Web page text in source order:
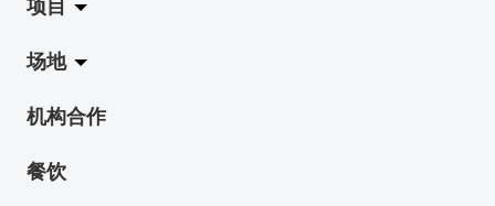
艺穗会的演化
使命与宗旨
艺穗会架构
档案库
拉阔
展览
演出
活动
项目
Jazz-Go-Central, Jazz-Go-Fringe
LPL
2015-16 艺术场地资助计划
场地
陈丽玲划廊
奶库
机构合作
餐饮